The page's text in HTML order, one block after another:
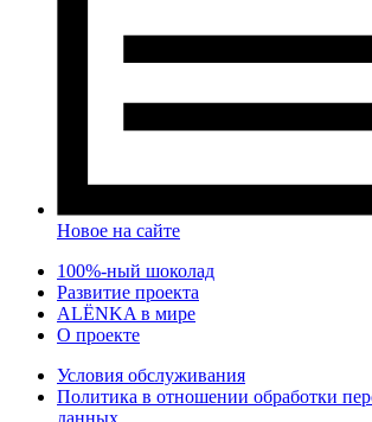
Новое на сайте
100%-ный шоколад
Развитие проекта
ALЁNKA в мире
О проекте
Условия обслуживания
Политика в отношении обработки
данных